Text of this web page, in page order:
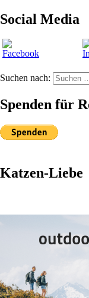
Social Media
Suchen nach:
Spenden für
Katzen-Liebe